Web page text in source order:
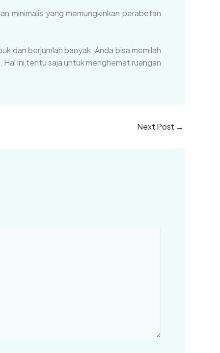
minimalis yang memungkinkan perabotan
dan berjumlah banyak. Anda bisa memilah
ini tentu saja untuk menghemat ruangan
Next Post →